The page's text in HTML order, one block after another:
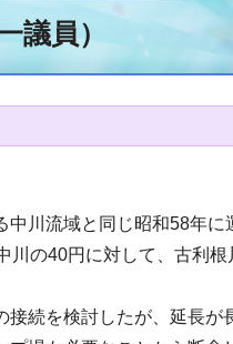
議員）
川流域と同じ昭和58年に
川の40円に対して、古利根
続を検討したが、延長が